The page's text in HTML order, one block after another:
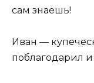
сам знаешь!
Иван —
поблагодарил